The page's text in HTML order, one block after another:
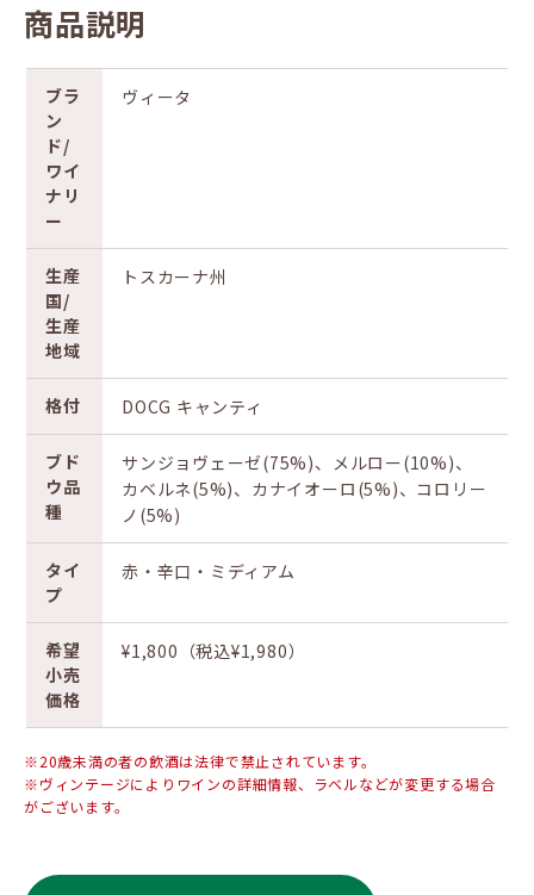
商品説明
ブラ
ン
ド/
ワイ
ナリ
ー
ヴィータ
生産
国/
生産
地域
トスカーナ州
格付 DOCG キャンティ
ブド
ウ品
種
サンジョヴェーゼ(75%)、メルロー(10%)、
カベルネ(5%)、カナイオーロ(5%)、コロリー
ノ(5%)
タイ
プ
赤・辛口・ミディアム
希望
小売
価格
¥1,800（税込¥1,980）
※20歳未満の者の飲酒は法律で禁止されています。
※ヴィンテージによりワインの詳細情報、ラベルなどが変更する場合
がございます。